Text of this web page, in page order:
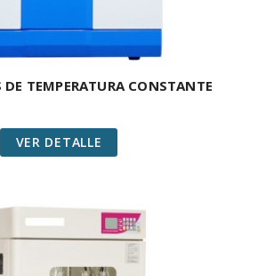
DE TEMPERATURA CONSTANTE
VER DETALLE